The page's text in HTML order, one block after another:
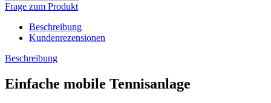
Frage zum Produkt
Beschreibung
Kundenrezensionen
Beschreibung
Einfache mobile Tennisanlage